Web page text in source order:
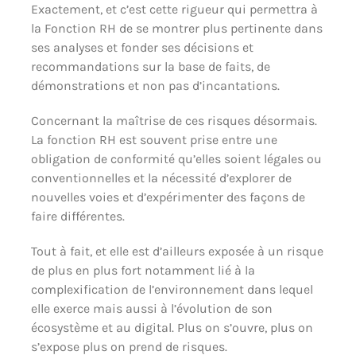
Exactement, et c’est cette rigueur qui permettra à
la Fonction RH de se montrer plus pertinente dans
ses analyses et fonder ses décisions et
recommandations sur la base de faits, de
démonstrations et non pas d’incantations.
Concernant la maîtrise de ces risques désormais.
La fonction RH est souvent prise entre une
obligation de conformité qu’elles soient légales ou
conventionnelles et la nécessité d’explorer de
nouvelles voies et d’expérimenter des façons de
faire différentes.
Tout à fait, et elle est d’ailleurs exposée à un risque
de plus en plus fort notamment lié à la
complexification de l’environnement dans lequel
elle exerce mais aussi à l’évolution de son
écosystème et au digital. Plus on s’ouvre, plus on
s’expose plus on prend de risques.